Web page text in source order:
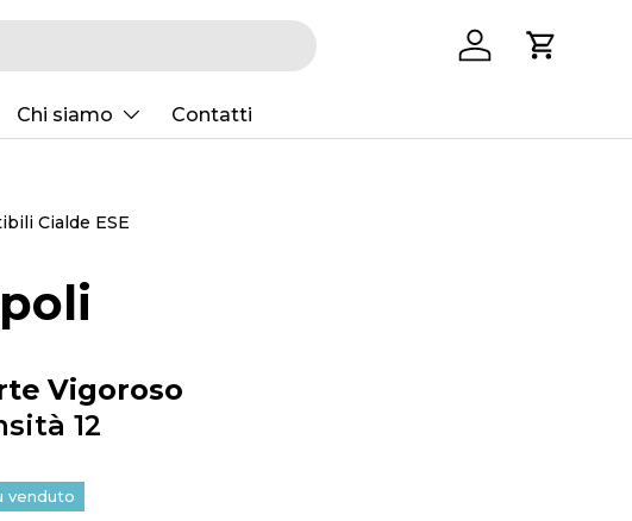
AccediCarrello
Chi siamo Contatti
Cialde ESE
Vigoroso
12
venduto